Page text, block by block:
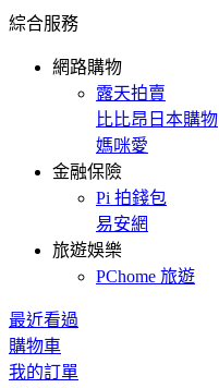
綜合服務
網路購物
露天拍賣
比比昂日本購物
媽咪愛
金融保險
Pi 拍錢包
易安網
旅遊娛樂
PChome 旅遊
最近看過
購物車
我的訂單